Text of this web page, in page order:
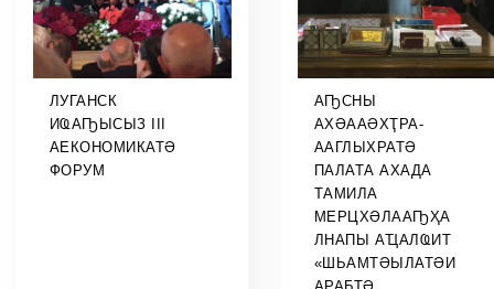
ЛУГАНСК
ИҨАҦЫСЫЗ III
АЕКОНОМИКАТӘ
ФОРУМ
АҦСНЫ
АХӘААӘХҬРА-
ААГЛЫХРАТӘ
ПАЛАТА АХАДА
ТАМИЛА
МЕРЦХӘЛААҦҲА
ЛНАПЫ АҴАЛҨИТ
«ШЬАМТӘЫЛАТӘИ